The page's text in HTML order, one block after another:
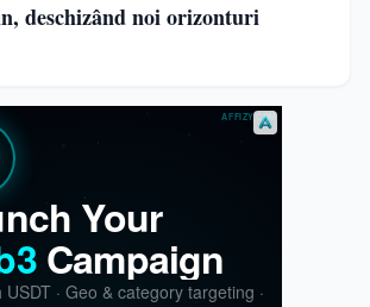
deschizând noi orizonturi